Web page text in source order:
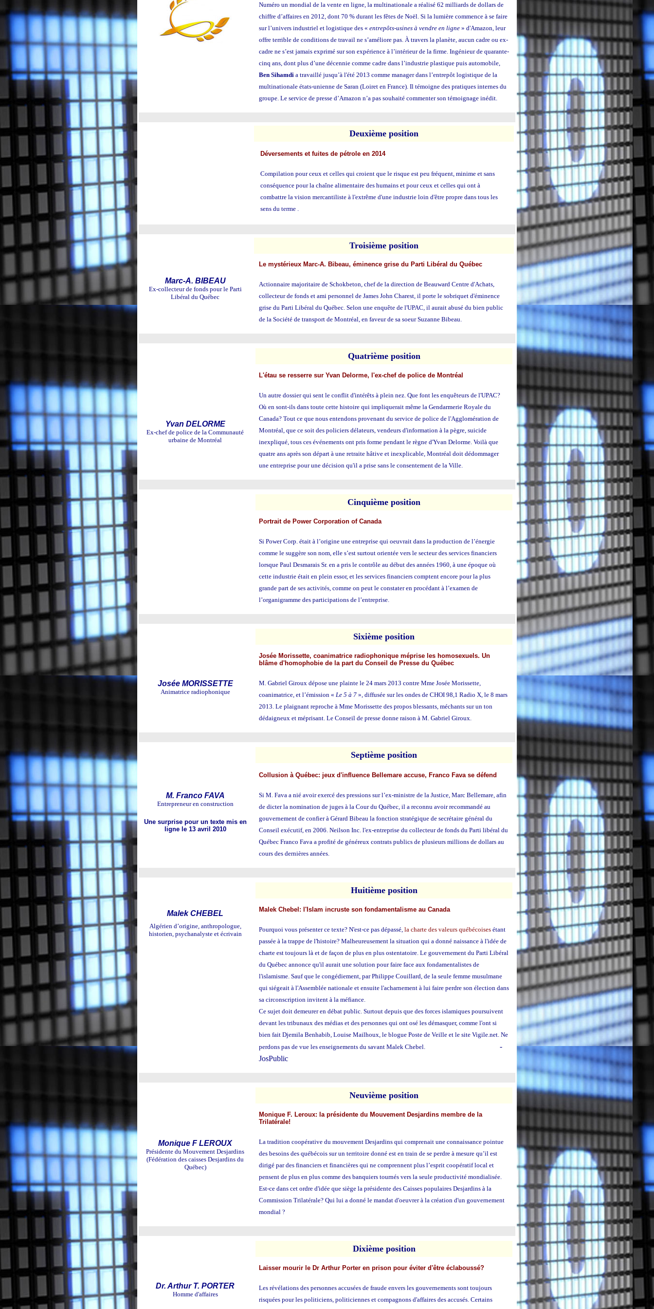
Numéro un mondial de la vente en ligne, la multinationale a réalisé 62 milliards de dollars de
chiffre d’affaires en 2012, dont 70 % durant les fêtes de Noël. Si la lumière commence à se faire
sur l’univers industriel et logistique des « entrepôts-usines à vendre en ligne » d'Amazon, leur
offre terrible de conditions de travail ne s’améliore pas. À travers la planète, aucun cadre ou ex-
cadre ne s’est jamais exprimé sur son expérience à l’intérieur de la firme. Ingénieur de quarante-
cinq ans, dont plus d’une décennie comme cadre dans l’industrie plastique puis automobile,
Ben Sihamdi a travaillé jusqu’à l'été 2013 comme manager dans l’entrepôt logistique de la
multinationale états-unienne de Saran (Loiret en France). Il témoigne des pratiques internes du
groupe. Le service de presse d’Amazon n’a pas souhaité commenter son témoignage inédit.
Deuxième position
Déversements et fuites de pétrole en 2014
Compilation pour ceux et celles qui croient que le risque est peu fréquent, minime et sans
conséquence pour la chaîne alimentaire des humains et pour ceux et celles qui ont à
combattre la vision mercantiliste à l'extrême d'une industrie loin d'être propre dans tous les
sens du terme .
Marc-A. BIBEAU
Ex-collecteur de fonds pour le Parti
Libéral du Québec
Troisième position
Le mystérieux Marc-A. Bibeau, éminence grise du Parti Libéral du Québec
Actionnaire majoritaire de Schokbeton, chef de la direction de Beauward Centre d'Achats,
collecteur de fonds et ami personnel de James John Charest, il porte le sobriquet d'éminence
grise du Parti Libéral du Québec. Selon une enquête de l'UPAC, il aurait abusé du bien public
de la Société de transport de Montréal, en faveur de sa soeur Suzanne Bibeau.
Yvan DELORME
Ex-chef de police de la Communauté
urbaine de Montréal
Quatrième position
L'étau se resserre sur Yvan Delorme, l'ex-chef de police de Montréal
Un autre dossier qui sent le conflit d'intérêts à plein nez. Que font les enquêteurs de l'UPAC?
Où en sont-ils dans toute cette histoire qui impliquerait même la Gendarmerie Royale du
Canada? Tout ce que nous entendons provenant du service de police de l'Agglomération de
Montréal, que ce soit des policiers délateurs, vendeurs d'information à la pègre, suicide
inexpliqué, tous ces événements ont pris forme pendant le règne d'Yvan Delorme. Voilà que
quatre ans après son départ à une retraite hâtive et inexplicable, Montréal doit dédommager
une entreprise pour une décision qu'il a prise sans le consentement de la Ville.
Cinquième position
Portrait de Power Corporation of Canada
Si Power Corp. était à l’origine une entreprise qui oeuvrait dans la production de l’énergie
comme le suggère son nom, elle s’est surtout orientée vers le secteur des services financiers
lorsque Paul Desmarais Sr. en a pris le contrôle au début des années 1960, à une époque où
cette industrie était en plein essor, et les services financiers comptent encore pour la plus
grande part de ses activités, comme on peut le constater en procédant à l’examen de
l’organigramme des participations de l’entreprise.
Josée MORISSETTE
Animatrice radiophonique
Sixième position
Josée Morissette, coanimatrice radiophonique méprise les homosexuels. Un
blâme d'homophobie de la part du Conseil de Presse du Québec
M. Gabriel Giroux dépose une plainte le 24 mars 2013 contre Mme Josée Morissette,
coanimatrice, et l’émission « Le 5 à 7 », diffusée sur les ondes de CHOI 98,1 Radio X, le 8 mars
2013. Le plaignant reproche à Mme Morissette des propos blessants, méchants sur un ton
dédaigneux et méprisant. Le Conseil de presse donne raison à M. Gabriel Giroux.
M. Franco FAVA
Entrepreneur en construction
Une surprise pour un texte mis en
ligne le 13 avril 2010
Septième position
Collusion à Québec: jeux d'influence Bellemare accuse, Franco Fava se défend
Si M. Fava a nié avoir exercé des pressions sur l’ex-ministre de la Justice, Marc Bellemare, afin
de dicter la nomination de juges à la Cour du Québec, il a reconnu avoir recommandé au
gouvernement de confier à Gérard Bibeau la fonction stratégique de secrétaire général du
Conseil exécutif, en 2006. Neilson Inc. l'ex-entreprise du collecteur de fonds du Parti libéral du
Québec Franco Fava a profité de généreux contrats publics de plusieurs millions de dollars au
cours des dernières années.
Malek CHEBEL
Algérien d’origine, anthropologue,
historien, psychanalyste et écrivain
Huitième position
Malek Chebel: l'Islam incruste son fondamentalisme au Canada
Pourquoi vous présenter ce texte? N'est-ce pas dépassé, la charte des valeurs québécoises étant
passée à la trappe de l'histoire? Malheureusement la situation qui a donné naissance à l'idée de
charte est toujours là et de façon de plus en plus ostentatoire. Le gouvernement du Parti Libéral
du Québec annonce qu'il aurait une solution pour faire face aux fondamentalistes de
l'islamisme. Sauf que le congédiement, par Philippe Couillard, de la seule femme musulmane
qui siégeait à l'Assemblée nationale et ensuite l'acharnement à lui faire perdre son élection dans
sa circonscription invitent à la méfiance.
Ce sujet doit demeurer en débat public. Surtout depuis que des forces islamiques poursuivent
devant les tribunaux des médias et des personnes qui ont osé les démasquer, comme l'ont si
bien fait Djemila Benhabib, Louise Mailhoux, le blogue Poste de Veille et le site Vigile.net. Ne
perdons pas de vue les enseignements du savant Malek Chebel. -
JosPublic
Monique F LEROUX
Présidente du Mouvement Desjardins
(Fédération des caisses Desjardins du
Québec)
Neuvième position
Monique F. Leroux: la présidente du Mouvement Desjardins membre de la
Trilatérale!
La tradition coopérative du mouvement Desjardins qui comprenait une connaissance pointue
des besoins des québécois sur un territoire donné est en train de se perdre à mesure qu’il est
dirigé par des financiers et financières qui ne comprennent plus l’esprit coopératif local et
pensent de plus en plus comme des banquiers tournés vers la seule productivité mondialisée.
Est-ce dans cet ordre d'idée que siège la présidente des Caisses populaires Desjardins à la
Commission Trilatérale? Qui lui a donné le mandat d'oeuvrer à la création d'un gouvernement
mondial ?
Dr. Arthur T. PORTER
Homme d'affaires
Dixième position
Laisser mourir le Dr Arthur Porter en prison pour éviter d'être éclaboussé?
Les révélations des personnes accusées de fraude envers les gouvernements sont toujours
risquées pour les politiciens, politiciennes et compagnons d'affaires des accusés. Certains